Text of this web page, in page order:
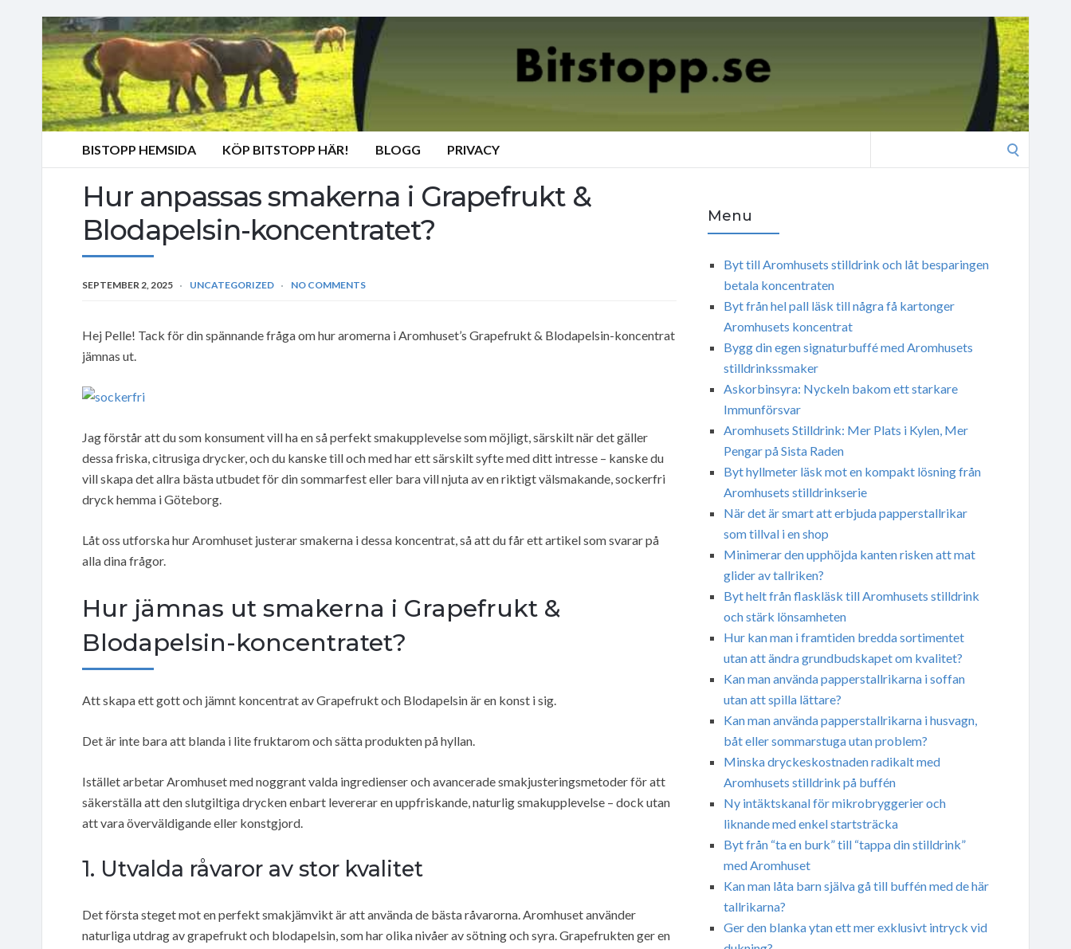
BISTOPP HEMSIDA KÖP BITSTOPP HÄR! BLOGG PRIVACY
Hur anpassas smakerna i Grapefrukt &
Blodapelsin-koncentratet?
SEPTEMBER 2, 2025 UNCATEGORIZED NO COMMENTS
Hej Pelle! Tack för din spännande fråga om hur aromerna i Aromhuset’s Grapefrukt & Blodapelsin-koncentrat
jämnas ut.
Jag förstår att du som konsument vill ha en så perfekt smakupplevelse som möjligt, särskilt när det gäller
dessa friska, citrusiga drycker, och du kanske till och med har ett särskilt syfte med ditt intresse – kanske du
vill skapa det allra bästa utbudet för din sommarfest eller bara vill njuta av en riktigt välsmakande, sockerfri
dryck hemma i Göteborg.
Låt oss utforska hur Aromhuset justerar smakerna i dessa koncentrat, så att du får ett artikel som svarar på
alla dina frågor.
Hur jämnas ut smakerna i Grapefrukt &
Blodapelsin-koncentratet?
Att skapa ett gott och jämnt koncentrat av Grapefrukt och Blodapelsin är en konst i sig.
Det är inte bara att blanda i lite fruktarom och sätta produkten på hyllan.
Istället arbetar Aromhuset med noggrant valda ingredienser och avancerade smakjusteringsmetoder för att
säkerställa att den slutgiltiga drycken enbart levererar en uppfriskande, naturlig smakupplevelse – dock utan
att vara överväldigande eller konstgjord.
1. Utvalda råvaror av stor kvalitet
Det första steget mot en perfekt smakjämvikt är att använda de bästa råvarorna. Aromhuset använder
naturliga utdrag av grapefrukt och blodapelsin, som har olika nivåer av sötning och syra. Grapefrukten ger en
Menu
Byt till Aromhusets stilldrink och låt besparingen
betala koncentraten
Byt från hel pall läsk till några få kartonger
Aromhusets koncentrat
Bygg din egen signaturbuffé med Aromhusets
stilldrinkssmaker
Askorbinsyra: Nyckeln bakom ett starkare
Immunförsvar
Aromhusets Stilldrink: Mer Plats i Kylen, Mer
Pengar på Sista Raden
Byt hyllmeter läsk mot en kompakt lösning från
Aromhusets stilldrinkserie
När det är smart att erbjuda papperstallrikar
som tillval i en shop
Minimerar den upphöjda kanten risken att mat
glider av tallriken?
Byt helt från flaskläsk till Aromhusets stilldrink
och stärk lönsamheten
Hur kan man i framtiden bredda sortimentet
utan att ändra grundbudskapet om kvalitet?
Kan man använda papperstallrikarna i soffan
utan att spilla lättare?
Kan man använda papperstallrikarna i husvagn,
båt eller sommarstuga utan problem?
Minska dryckeskostnaden radikalt med
Aromhusets stilldrink på buffén
Ny intäktskanal för mikrobryggerier och
liknande med enkel startsträcka
Byt från “ta en burk” till “tappa din stilldrink”
med Aromhuset
Kan man låta barn själva gå till buffén med de här
tallrikarna?
Ger den blanka ytan ett mer exklusivt intryck vid